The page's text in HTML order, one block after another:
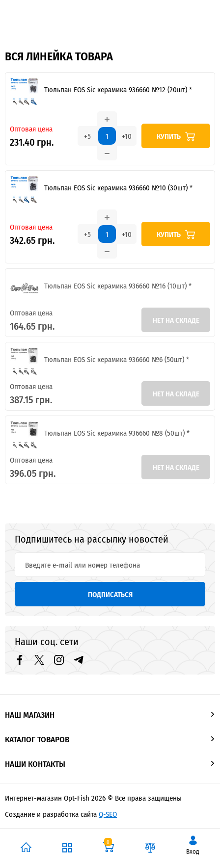
0
Вход
ВСЯ ЛИНЕЙКА ТОВАРА
Тюльпан EOS Sic керамика 936660 №12 (20шт) *
Оптовая цена
231.40 грн. +5 +10 КУПИТЬ
Тюльпан EOS Sic керамика 936660 №10 (30шт) *
Оптовая цена
342.65 грн. +5 +10 КУПИТЬ
Тюльпан EOS Sic керамика 936660 №16 (10шт) *
Оптовая цена
164.65 грн. НЕТ НА СКЛАДЕ
Тюльпан EOS Sic керамика 936660 №6 (50шт) *
Оптовая цена
387.15 грн. НЕТ НА СКЛАДЕ
Тюльпан EOS Sic керамика 936660 №8 (50шт) *
Оптовая цена
396.05 грн. НЕТ НА СКЛАДЕ
Подпишитесь на рассылку новостей
ПОДПИСАТЬСЯ
Наши соц. сети
НАШ МАГАЗИН
КАТАЛОГ ТОВАРОВ
НАШИ КОНТАКТЫ
Интернет-магазин Opt-Fish 2026 © Все права защищены
Создание и разработка сайтаQ-SEO